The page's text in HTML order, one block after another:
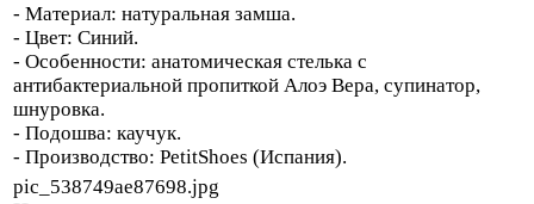
- Материал: натуральная замша.
- Цвет: Синий.
- Особенности: анатомическая стелька с
антибактериальной пропиткой Алоэ Вера, супинатор,
шнуровка.
- Подошва: каучук.
- Производство: PetitShoes (Испания).
pic_538749ae87698.jpg